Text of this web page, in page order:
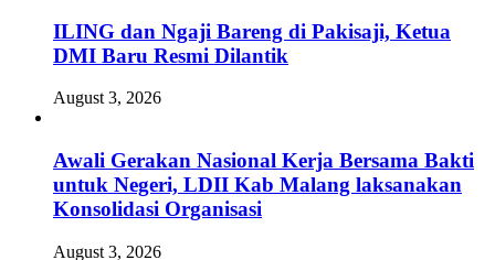
ILING dan Ngaji Bareng di Pakisaji, Ketua
DMI Baru Resmi Dilantik
August 3, 2026
Awali Gerakan Nasional Kerja Bersama Bakti
untuk Negeri, LDII Kab Malang laksanakan
Konsolidasi Organisasi
August 3, 2026